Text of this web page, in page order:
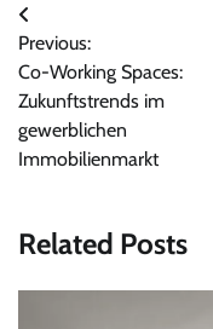
Post
navigation
Previous:
Co-Working Spaces:
Zukunftstrends im
gewerblichen
Immobilienmarkt
Related Posts